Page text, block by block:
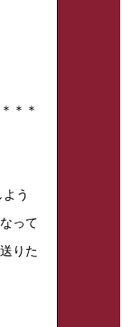
＊＊
う
って
りた